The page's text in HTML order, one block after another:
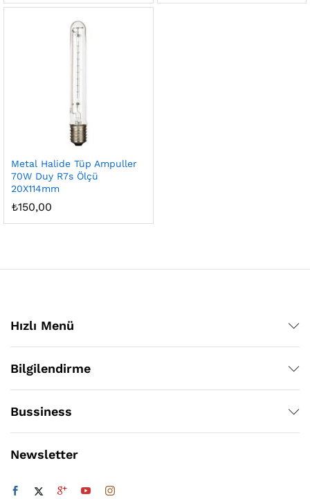
Metal Halide Tüp Ampuller
70W Duy R7s Ölçü
20X114mm
₺150,00
Hızlı Menü
Bilgilendirme
Bussiness
Newsletter